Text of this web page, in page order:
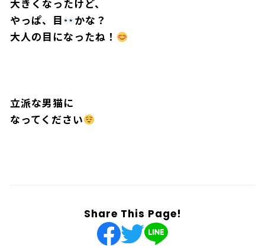
大きくなったけど、
やっぱ、目
かな？
大人の目になったね！
立派な男猫に
なってください
Share This Page!